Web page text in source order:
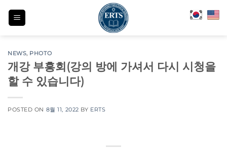
NEWS, PHOTO
개강 부흥회(강의 방에 가셔서 다시 시청을
할 수 있습니다)
POSTED ON 8월 11, 2022 BY ERTS